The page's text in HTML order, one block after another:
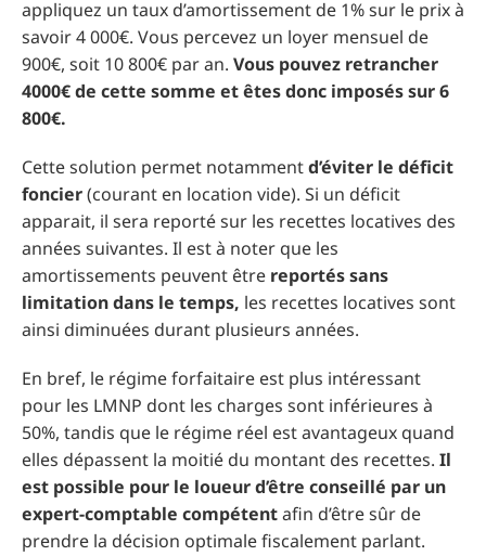
appliquez un taux d’amortissement de 1% sur le prix à
savoir 4 000€. Vous percevez un loyer mensuel de
900€, soit 10 800€ par an. Vous pouvez retrancher
4000€ de cette somme et êtes donc imposés sur 6
800€.
Cette solution permet notammentd’éviter le déficit
foncier(courant en location vide). Si un déficit
apparait, il sera reporté sur les recettes locatives des
années suivantes. Il est à noter que les
amortissements peuvent être reportés sans
limitation dans le temps, les recettes locatives sont
ainsi diminuées durant plusieurs années.
En bref, le régime forfaitaire est plus intéressant
pour les LMNP dont les charges sont inférieures à
50%, tandis que le régime réel est avantageux quand
elles dépassent la moitié du montant des recettes. Il
est possible pour le loueur d’être conseillé par un
expert-comptable compétentafin d’être sûr de
prendre la décision optimale fiscalement parlant.